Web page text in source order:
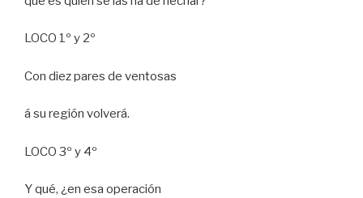
LOCO 1º y 2º
Con diez pares de ventosas
á su región volverá.
LOCO 3º y 4º
Y qué, ¿en esa operación